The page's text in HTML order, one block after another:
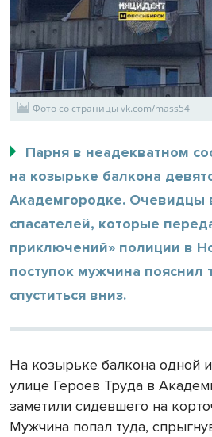
Фото со страницы vk.com/mass54
Парня в неадекватном
на козырьке балкона
Академгородке. Очевидцы
спасателей, которые
приключений» полиции в
поступок мужчина пояснил
спуститься вниз.
На козырьке балкона одной
улице Героев Труда в
заметили сидевшего на
Мужчина попал туда,